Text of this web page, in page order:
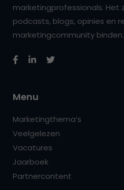
marketingprofessionals. Het
podcasts, blogs, opinies en
marketingcommunity binden.
Menu
Marketingthema’s
Veelgelezen
Vacatures
Jaarboek
Partnercontent